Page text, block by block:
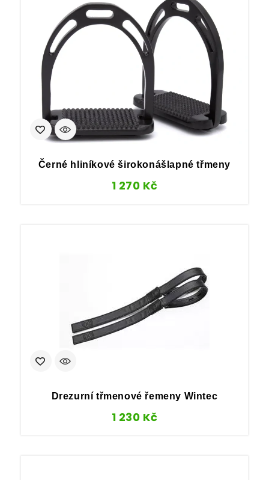
Černé hliníkové širokonášlapné třmeny
1 270 Kč
Drezurní třmenové řemeny Wintec
1 230 Kč